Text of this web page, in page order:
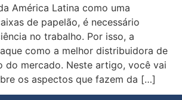
América Latina como uma
de papelão, é necessário
no trabalho. Por isso, a
como a melhor distribuidora de
do mercado. Neste artigo, você vai
os aspectos que fazem da […]